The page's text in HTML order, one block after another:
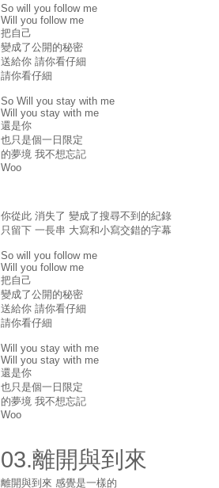
So will you follow me
Will you follow me
把自己
變成了公開的秘密
送給你 請你看仔細
請你看仔細
So Will you stay with me
Will you stay with me
還是你
也只是個一日限定
的夢境 我不想忘記
Woo
你從此 消失了 變成了搜尋不到的紀錄
只留下 一長串 大寫和小寫交錯的字幕
So will you follow me
Will you follow me
把自己
變成了公開的秘密
送給你 請你看仔細
請你看仔細
Will you stay with me
Will you stay with me
還是你
也只是個一日限定
的夢境 我不想忘記
Woo
03.離開與到來
離開與到來 感覺是一樣的